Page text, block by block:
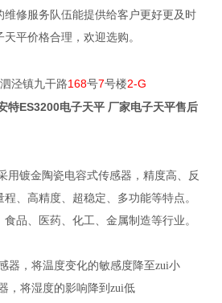
维修服务队伍能提供给客户更好更及时
平价格合理，欢迎选购。
泾镇九干路168号7号楼2-G
特ES3200电子天平 厂家电子天平售后
用镀金陶瓷电容式传感器，精度高、反
、高精度、超稳定、多功能等特点。
品、医药、化工、金属制造等行业。
器，将温度变化的敏感度降至zui小
，将湿度的影响降到zui低